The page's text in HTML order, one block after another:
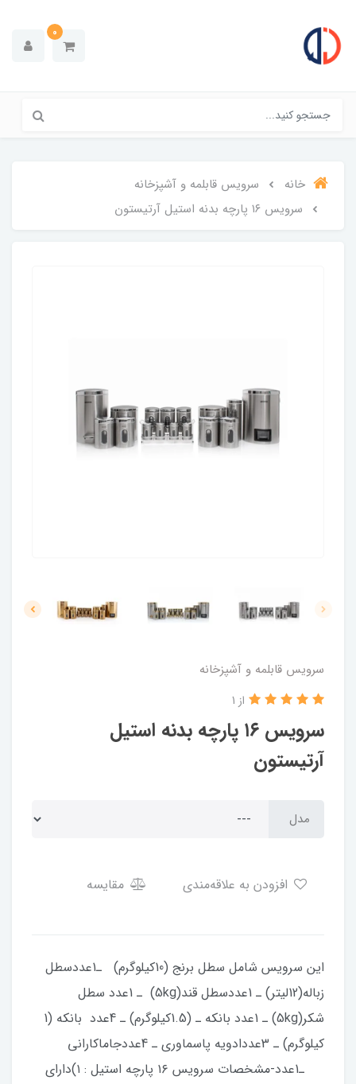
0
خانه
سرویس قابلمه و آشپزخانه
سرویس ۱۶ پارچه بدنه استیل آرتیستون
سرویس قابلمه و آشپزخانه
سرویس ۱۶ پارچه بدنه استیل
آرتیستون
از 1
مدل
مقایسه
این سرویس شامل سطل برنج (10کیلوگرم) ـ1عددسطل
زباله(12لیتر) ـ 1عددسطل قند(5kg) ـ 1عدد سطل
شکر(5kg) ـ 1عدد بانکه ـ (1.5کیلوگرم) ـ 4عدد بانکه (1
کیلوگرم) ـ 3عددادویه پاسماوری ـ 4عددجاماکارانی
ـ1عدد-مشخصات سرویس ۱۶ پارچه استیل : ۱)دارای